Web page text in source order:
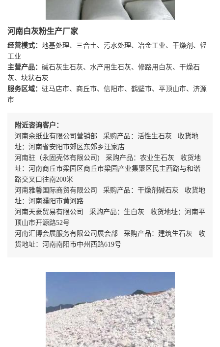
河南白灰粉生产厂家
经营模式： 地基处理、三合土、污水处理、冶金工业、干燥剂、轻
工业
主营产品： 碱石灰生石灰、水产用生石灰、修路用白灰、干燥石
灰、块状石灰
服务区域： 驻马店市、商丘市、信阳市、鹤壁市、平顶山市、济源
市
附近咨询客户：
河南余纸业有限公司营销部 采购产品：活性生石灰 收货地
址：河南省安阳市郊区东郊乡汪家店
河南驻（永固壳体有限公司) 采购产品：农业生石灰 收货地
址：河南商丘市梁园区商丘市梁园产业集聚区民主西路与和谐
路交叉口往南200米
河南雅馨国际商贸有限公司 采购产品：干燥剂碱石灰 收货地
址：河南濮阳市黄河路
河南天豪贸易有限公司 采购产品：生白灰 收货地址：河南平
顶山市开源路52号
河南汇博会展服务有限公司展会部 采购产品：建筑生石灰 收
货地址：河南南阳市中州西路619号